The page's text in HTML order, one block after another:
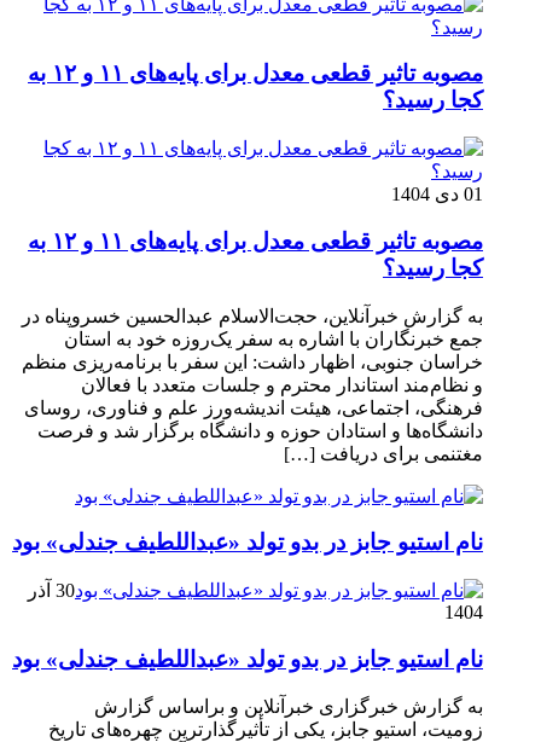
مصوبه تاثیر قطعی معدل برای پایه‌های ۱۱ و ۱۲ به
کجا رسید؟
01 دی 1404
مصوبه تاثیر قطعی معدل برای پایه‌های ۱۱ و ۱۲ به
کجا رسید؟
به گزارش خبرآنلاین، حجت‌الاسلام عبدالحسین خسروپناه در
جمع خبرنگاران با اشاره به سفر یک‌روزه خود به استان
خراسان جنوبی، اظهار داشت: این سفر با برنامه‌ریزی منظم
و نظام‌مند استاندار محترم و جلسات متعدد با فعالان
فرهنگی، اجتماعی، هیئت اندیشه‌ورز علم و فناوری، روسای
دانشگاه‌ها و استادان حوزه و دانشگاه برگزار شد و فرصت
مغتنمی برای دریافت […]
نام استیو جابز در بدو تولد «عبداللطیف جندلی» بود
30 آذر
1404
نام استیو جابز در بدو تولد «عبداللطیف جندلی» بود
به گزارش خبرگزاری خبرآنلاین و براساس گزارش
زومیت، استیو جابز، یکی از تأثیرگذارترین چهره‌های تاریخ